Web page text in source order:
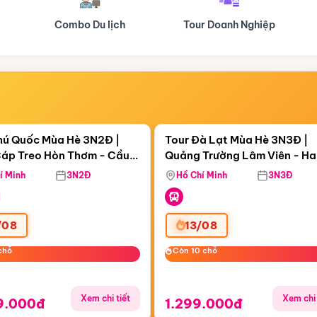
Tour Doanh Nghiệp Du lịch Hành Hương
09:58:38
Treo Hòn Thơm
Quốc Mùa Hè 3N2Đ |
Treo Hòn Thơm - Cầu
Viên Nước Aquatopia
Minh 3N2Đ
Xem chi tiết
Còn06 ngày 09:58:38
Tour Đà Lạt Mùa Hè 3N3Đ |
Quảng Trường Lâm Viên -
Hill - Puppy Farm
Hồ Chí Minh 3N3Đ
13/08
Còn 10 chỗ
Còn 10 chỗ
1.299.000đ Xem